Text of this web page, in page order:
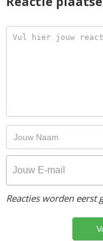
Reacties worden eerst